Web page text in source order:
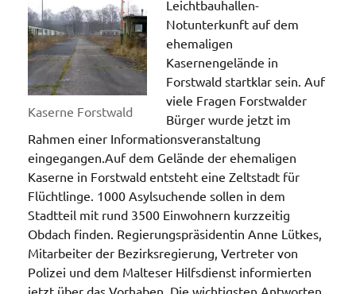
Kaserne Forstwald
Leichtbauhallen-
Notunterkunft auf dem
ehemaligen
Kasernengelände in
Forstwald startklar sein. Auf
viele Fragen Forstwalder
Bürger wurde jetzt im
Rahmen einer Informationsveranstaltung
eingegangen. Auf dem Gelände der ehemaligen
Kaserne in Forstwald entsteht eine Zeltstadt für
Flüchtlinge. 1000 Asylsuchende sollen in dem
Stadtteil mit rund 3500 Einwohnern kurzzeitig
Obdach finden. Regierungspräsidentin Anne Lütkes,
Mitarbeiter der Bezirksregierung, Vertreter von
Polizei und dem Malteser Hilfsdienst informierten
jetzt über das Vorhaben. Die wichtigsten Antworten